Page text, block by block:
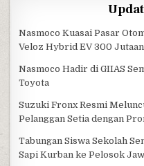
Nasmoco Kuasai Pasar
Veloz Hybrid EV 300 Jutaan
Nasmoco Hadir di GIIAS
Toyota
Suzuki Fronx Resmi
Pelanggan Setia dengan
Tabungan Siswa Sekolah
Sapi Kurban ke Pelosok